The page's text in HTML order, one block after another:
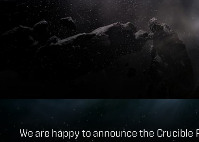
We are happy to announce the Crucible